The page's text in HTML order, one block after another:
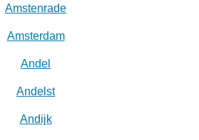
Amstenrade
Amsterdam
Andel
Andelst
Andijk